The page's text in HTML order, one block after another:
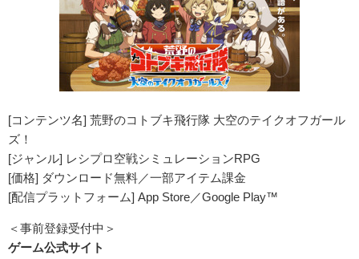
[コンテンツ名] 荒野のコトブキ飛行隊 大空のテイクオフガール
ズ！
[ジャンル] レシプロ空戦シミュレーションRPG
[価格] ダウンロード無料／一部アイテム課金
[配信プラットフォーム] App Store／Google Play™
＜事前登録受付中＞
ゲーム公式サイト